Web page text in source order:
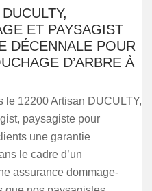
ET PAYSAGIST
DÉCENNALE POUR
D’ARBRE À
le 12200 Artisan DUCULTY,
paysagiste pour
une garantie
le cadre d’un
assurance dommage-